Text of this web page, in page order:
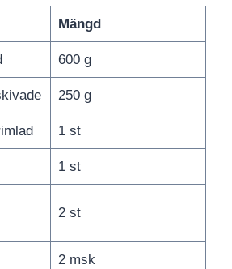
Mängd
600 g
250 g
1 st
1 st
2 st
2 msk